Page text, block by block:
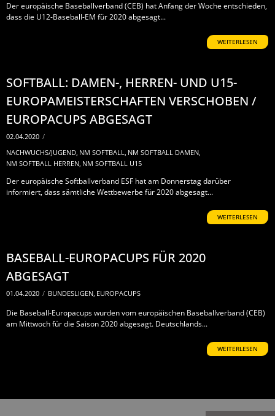
Der europäische Baseballverband (CEB) hat Anfang der Woche entschieden,
dass die U12-Baseball-EM für 2020 abgesagt...
WEITERLESEN
SOFTBALL: DAMEN-, HERREN- UND U15-
EUROPAMEISTERSCHAFTEN VERSCHOBEN /
EUROPACUPS ABGESAGT
02.04.2020 /
NACHWUCHS/JUGEND, NM SOFTBALL, NM SOFTBALL DAMEN,
NM SOFTBALL HERREN, NM SOFTBALL U15
Der europäische Softballverband ESF hat am Donnerstag darüber
informiert, dass sämtliche Wettbewerbe für 2020 abgesagt...
WEITERLESEN
BASEBALL-EUROPACUPS FÜR 2020
ABGESAGT
01.04.2020 / BUNDESLIGEN, EUROPACUPS
Die Baseball-Europacups wurden vom europäischen Baseballverband (CEB)
am Mittwoch für die Saison 2020 abgesagt. Deutschlands...
WEITERLESEN